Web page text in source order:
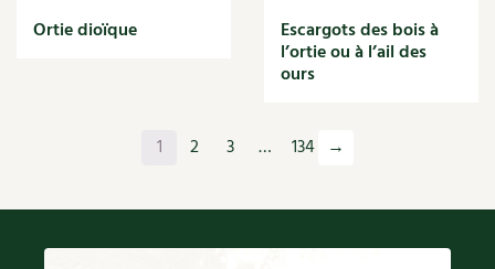
Optimiser l'espace
Paille
Panais
Ortie dioïque Escargots des bois à
l’ortie ou à l’ail des
ours
1 2 3 … 134 →